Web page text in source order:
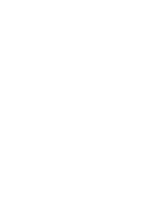
、購入時の流れや必要な書類などに